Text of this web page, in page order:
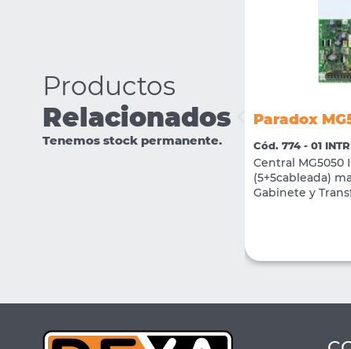
Productos
Relacionados
Tenemos stock permanente.
PS817 Paradox
Cód. 774 - 01
Central MG5050
(5+5cableada)
Gabinete y